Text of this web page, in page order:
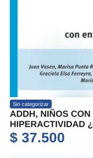
Sin categorizar
ADDH, NIÑOS
HIPERACTIVIDAD
$ 37.500